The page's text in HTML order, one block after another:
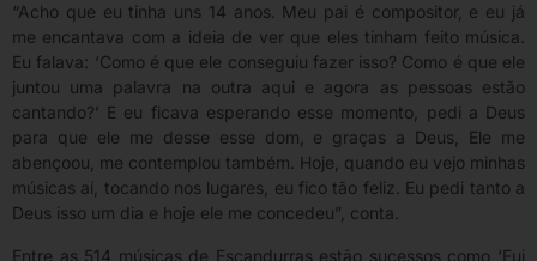
“Acho que eu tinha uns 14 anos. Meu pai é compositor, e eu já
me encantava com a ideia de ver que eles tinham feito música.
Eu falava: ‘Como é que ele conseguiu fazer isso? Como é que ele
juntou uma palavra na outra aqui e agora as pessoas estão
cantando?’ E eu ficava esperando esse momento, pedi a Deus
para que ele me desse esse dom, e graças a Deus, Ele me
abençoou, me contemplou também. Hoje, quando eu vejo minhas
músicas aí, tocando nos lugares, eu fico tão feliz. Eu pedi tanto a
Deus isso um dia e hoje ele me concedeu”, conta.
Entre as 514 músicas de Escandurras estão sucessos como ‘Fui